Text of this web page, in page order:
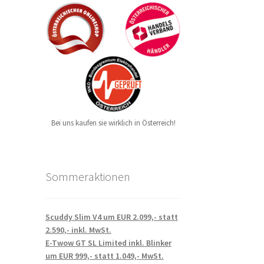
Bei uns kaufen sie wirklich in Österreich!
Sommeraktionen
Scuddy Slim V4 um EUR 2.099,- statt
2.590,- inkl. MwSt.
E-Twow GT SL Limited inkl. Blinker
um EUR 999,- statt 1.049,- MwSt.